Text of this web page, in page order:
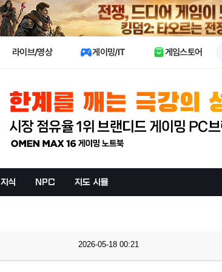
X
라이브/영상 게이밍/IT 게임스토어
지식 NPC 지도 시뮬
2026-05-18 00:21